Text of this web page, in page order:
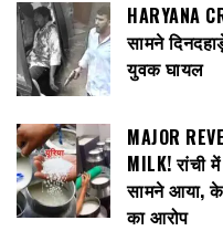
HARYANA
सामने
युवक घायल
MAJOR
MILK! रांची
सामने आया,
का आरोप